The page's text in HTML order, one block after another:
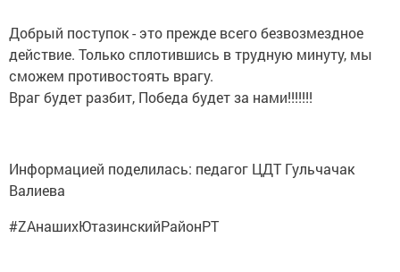
Добрый поступок - это прежде всего безвозмездное
действие. Только сплотившись в трудную минуту, мы
сможем противостоять врагу.
Враг будет разбит, Победа будет за нами!!!!!!!
Информацией поделилась: педагог ЦДТ Гульчачак
Валиева
#ZAнашихЮтазинскийРайонРТ